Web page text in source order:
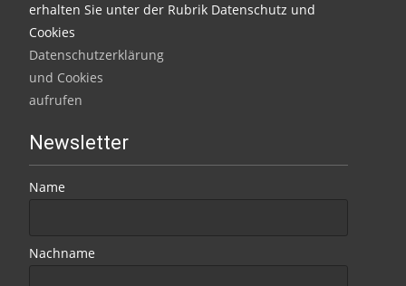
erhalten Sie unter der Rubrik Datenschutz und
Cookies
Datenschutzerklärung
und Cookies
aufrufen
Newsletter
Name
Nachname